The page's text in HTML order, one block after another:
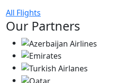
All Flights
Our Partners